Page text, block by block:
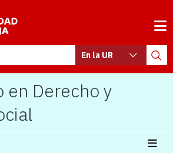
En la UR
en Derecho y